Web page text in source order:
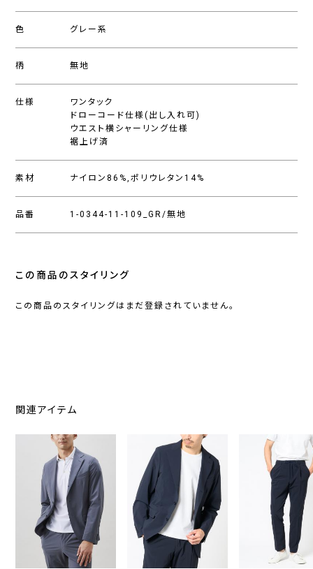
色 グレー系
柄 無地
仕様
ワンタック
ドローコード仕様(出し入れ可)
ウエスト横シャーリング仕様
裾上げ済
素材 ナイロン86%,ポリウレタン14%
品番 1-0344-11-109_GR/無地
この商品のスタイリング
この商品のスタイリングはまだ登録されていません。
関連アイテム